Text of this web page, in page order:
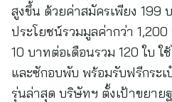
สูงขึ้น ด้วยค่าสมัครเพียง 199
ประโยชน์รวมมูลค่ากว่า
10 บาทต่อเดือนรวม 120 ใบ
และซักอบพับ พร้อมรับฟรีกระ
รุ่นล่าสุด บริษัทฯ ตั้งเป้าขยาย